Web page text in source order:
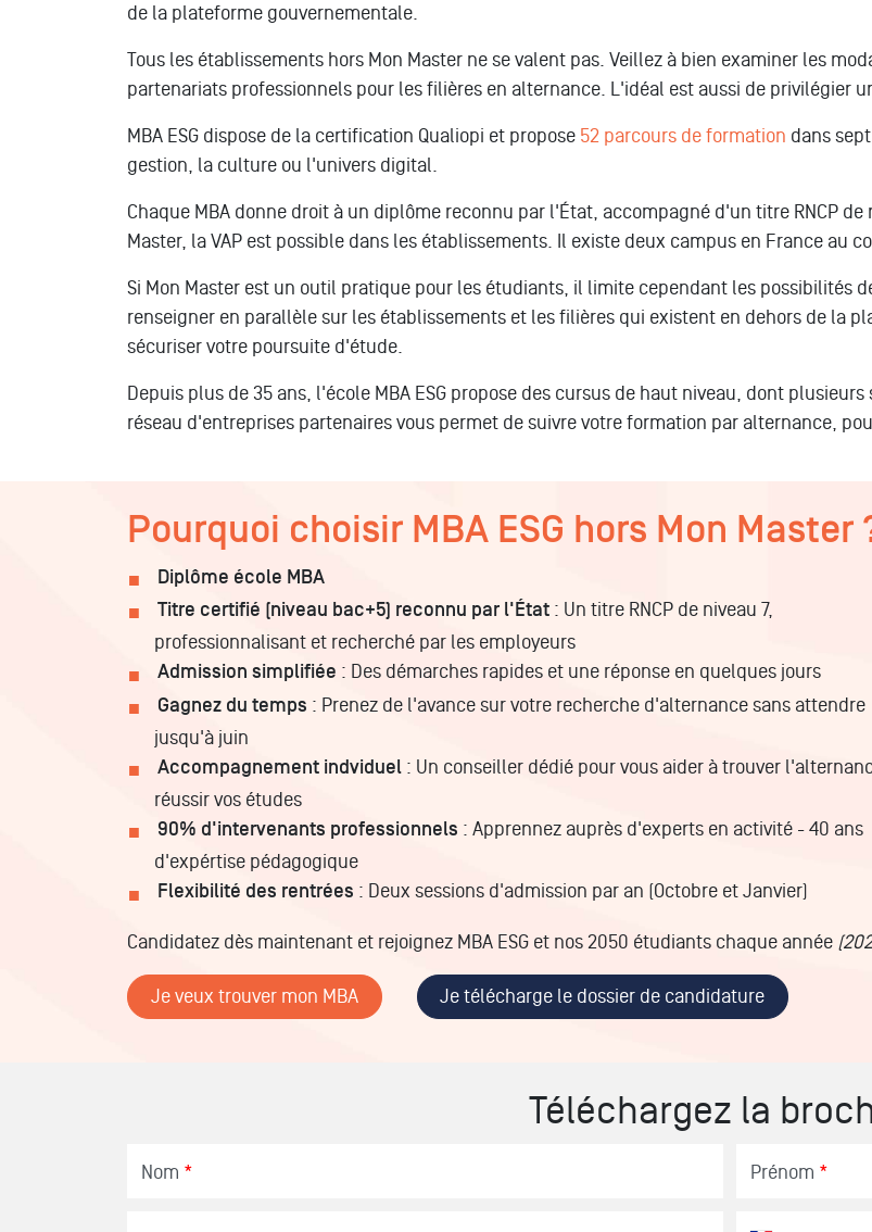
de la plateforme gouvernementale.
Tous les établissements hors Mon Master ne se valent pas. Veillez à bien examiner les
partenariats professionnels pour les filières en alternance. L'idéal est aussi de privilégier
MBA ESG dispose de la certification Qualiopi et propose 52 parcours de formation dans
gestion, la culture ou l'univers digital.
Chaque MBA donne droit à un diplôme reconnu par l'État, accompagné d'un titre RNCP
Master, la VAP est possible dans les établissements. Il existe deux campus en France au
Si Mon Master est un outil pratique pour les étudiants, il limite cependant les possibilités
renseigner en parallèle sur les établissements et les filières qui existent en dehors de la
sécuriser votre poursuite d'étude.
Depuis plus de 35 ans, l'école MBA ESG propose des cursus de haut niveau, dont
réseau d'entreprises partenaires vous permet de suivre votre formation par alternance,
Pourquoi choisir MBA ESG hors Mon Master
Diplôme école MBA
Titre certifié (niveau bac+5) reconnu par l'État : Un titre RNCP de niveau 7,
professionnalisant et recherché par les employeurs
Admission simplifiée : Des démarches rapides et une réponse en quelques jours
Gagnez du temps : Prenez de l'avance sur votre recherche d'alternance sans attendre
jusqu'à juin
Accompagnement indviduel : Un conseiller dédié pour vous aider à trouver
réussir vos études
90% d'intervenants professionnels : Apprennez auprès d'experts en activité - 40 ans
d'expértise pédagogique
Flexibilité des rentrées : Deux sessions d'admission par an (Octobre et Janvier)
Candidatez dès maintenant et rejoignez MBA ESG et nos 2050 étudiants chaque année
Je veux trouver mon MBA Je télécharge le dossier de candidature
Téléchargez la
Nom * Prénom *